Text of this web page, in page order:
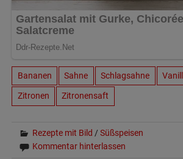
Bananen Sahne Schlagsahne
Zitronen Zitronensaft
Rezepte mit Bild /Süßspeisen
Kommentar hinterlassen